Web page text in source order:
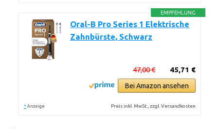
EMPFEHLUNG
Oral-B Pro Series 1 Elektrische
Zahnbürste, Schwarz
45,71 €
47,00 €
Bei Amazon ansehen
* Anzeige Preis inkl. MwSt., zzgl. Versandkosten